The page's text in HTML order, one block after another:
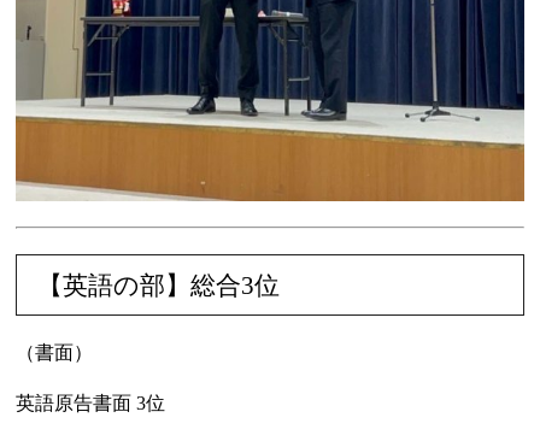
【英語の部】総合3位
（書面）
英語原告書面 3位